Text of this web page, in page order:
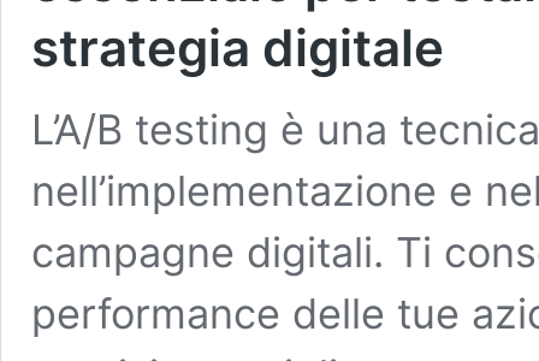
strategia digitale
L’A/B testing è una
nell’implementazione e
campagne digitali. Ti
performance delle tue